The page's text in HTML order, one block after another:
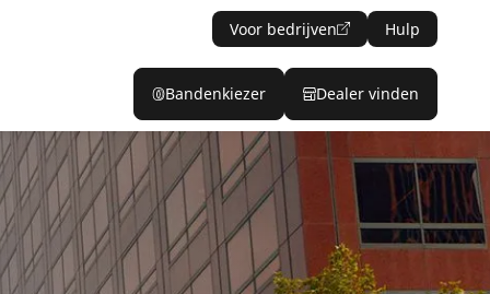
Voor bedrijven Hulp
Bandenkiezer Dealer vinden